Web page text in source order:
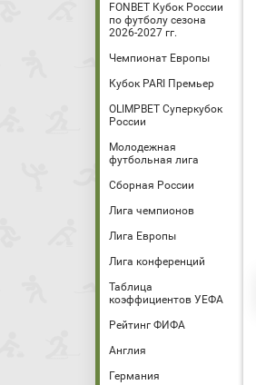
FONBET Кубок России
по футболу сезона
2026-2027 гг.
Чемпионат Европы
Кубок PARI Премьер
OLIMPBET Суперкубок
России
Молодежная
футбольная лига
Сборная России
Лига чемпионов
Лига Европы
Лига конференций
Таблица
коэффициентов УЕФА
Рейтинг ФИФА
Англия
Германия